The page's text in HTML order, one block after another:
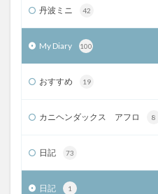
丹波ミニ 42
My Diary 100
おすすめ 19
カニヘンダックス アフロ 8
日記 73
日記 1